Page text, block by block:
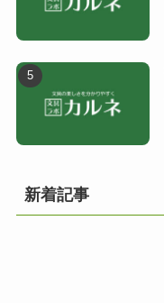
新着記事